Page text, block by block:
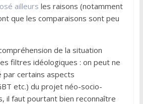
ailleurs les raisons (notamment
que les comparaisons sont peu
de la situation
filtres idéologiques : on peut ne
certains aspects
etc.) du projet néo-socio-
il faut pourtant bien reconnaître